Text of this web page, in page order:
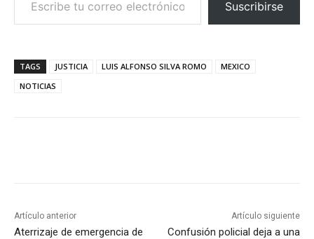
Suscribirse
TAGS JUSTICIA LUIS ALFONSO SILVA ROMO
MEXICO
NOTICIAS
Artículo anterior
Aterrizaje de emergencia de
Artículo siguiente
Confusión policial deja a una